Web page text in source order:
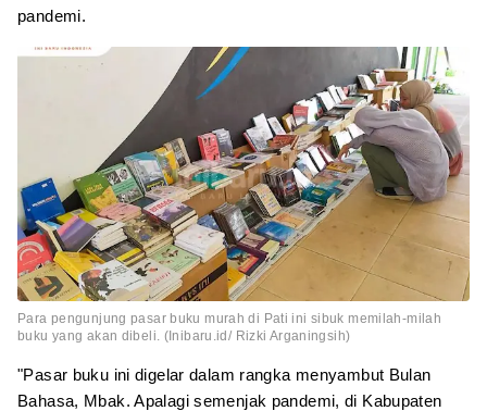
pandemi.
Para pengunjung pasar buku murah di Pati ini sibuk memilah-milah
buku yang akan dibeli. (Inibaru.id/ Rizki Arganingsih)
"Pasar buku ini digelar dalam rangka menyambut Bulan
Bahasa, Mbak. Apalagi semenjak pandemi, di Kabupaten